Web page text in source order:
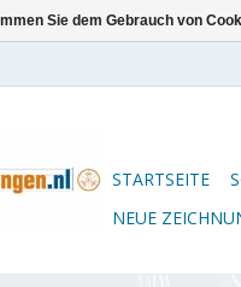
STARTSEITE
NEUE
Sie dem Gebrauch von